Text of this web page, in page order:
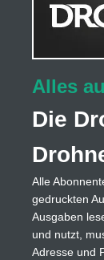
Alles
Die
Alle
gedruckten
Ausgaben
und nutzt,
Adresse und